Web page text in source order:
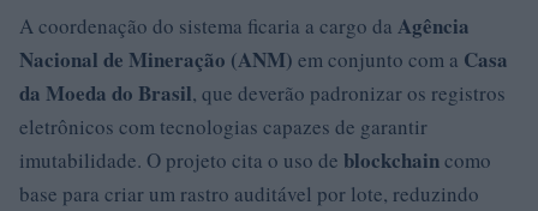
A coordenação do sistema ficaria a cargo da Agência
Nacional de Mineração (ANM) em conjunto com a Casa
da Moeda do Brasil, que deverão padronizar os registros
eletrônicos com tecnologias capazes de garantir
imutabilidade. O projeto cita o uso de blockchaincomo
base para criar um rastro auditável por lote, reduzindo